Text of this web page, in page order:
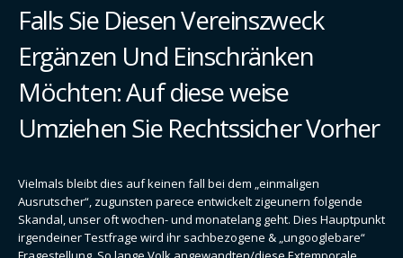
Falls Sie Diesen Vereinszweck
Ergänzen Und Einschränken
Möchten: Auf diese weise
Umziehen Sie Rechtssicher Vorher
Vielmals bleibt dies auf keinen fall bei dem „einmaligen
Ausrutscher“, zugunsten parece entwickelt zigeunern folgende
Skandal, unser oft wochen- und monatelang geht. Dies Hauptpunkt
irgendeiner Testfrage wird ihr sachbezogene & „ungooglebare“